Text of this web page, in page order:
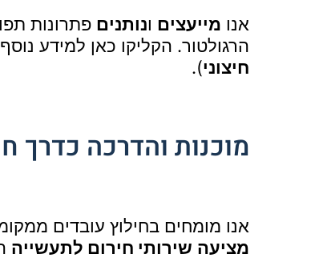
אנו מייעצים ונותנים פתרונות
הרגולטור. הקליקו כאן למידע
חיצוני).
מוכנות והדרכה כדרך
אנו מומחים בחילוץ עובדים
מציעה שירותי חירום לתעשייה